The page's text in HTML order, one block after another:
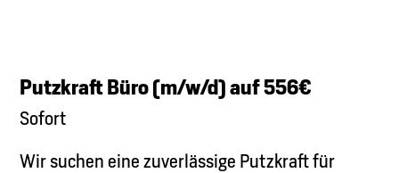
Putzkraft Büro (m/w/d) auf 556€
Sofort
Wir suchen eine zuverlässige Putzkraft für